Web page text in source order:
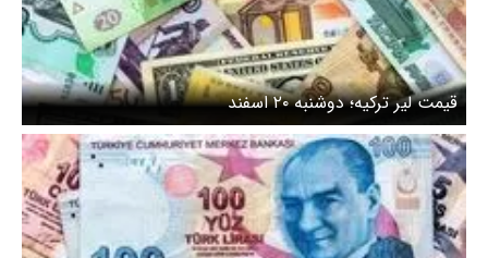
قیمت لیر ترکیه؛ دوشنبه ۲۰ اسفند